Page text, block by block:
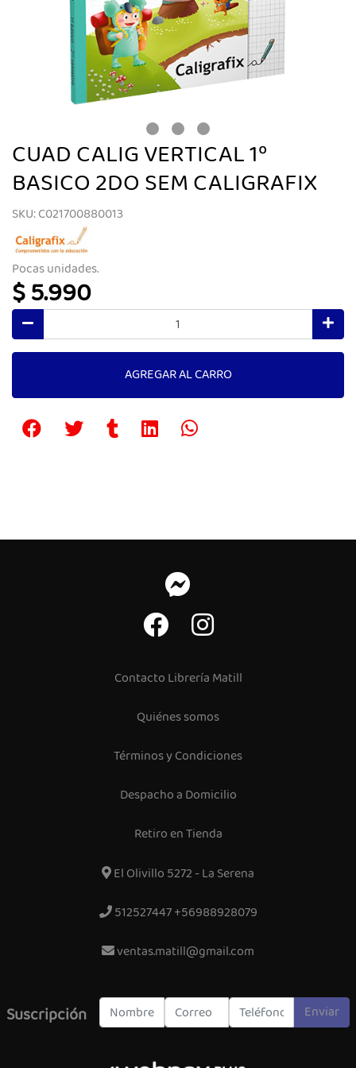
CUAD CALIG VERTICAL 1º
BASICO 2DO SEM CALIGRAFIX
SKU: C021700880013
Pocas unidades.
$ 5.990
AGREGAR AL CARRO
Contacto Librería Matill
Quiénes somos
Términos y Condiciones
Despacho a Domicilio
Retiro en Tienda
El Olivillo 5272 - La Serena
512527447 +56988928079
ventas.matill@gmail.com
Suscripción Enviar